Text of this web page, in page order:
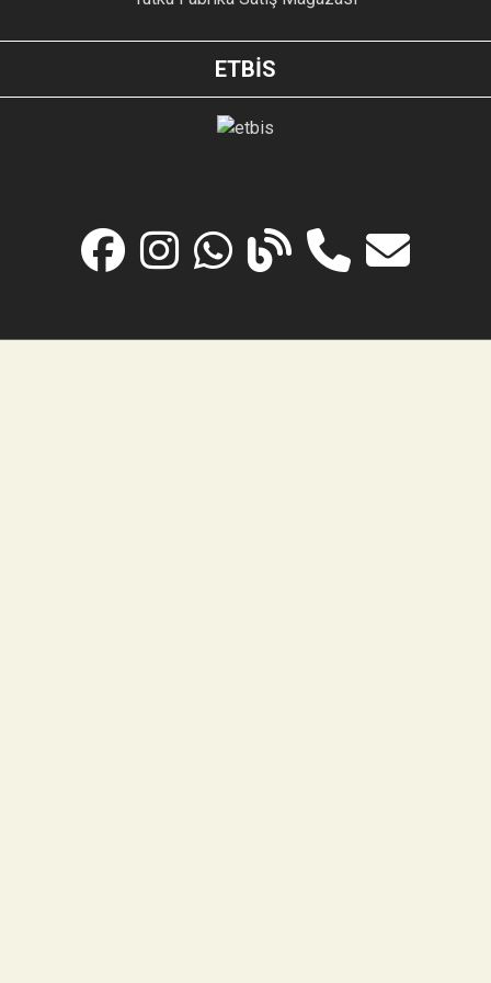
ETBİS